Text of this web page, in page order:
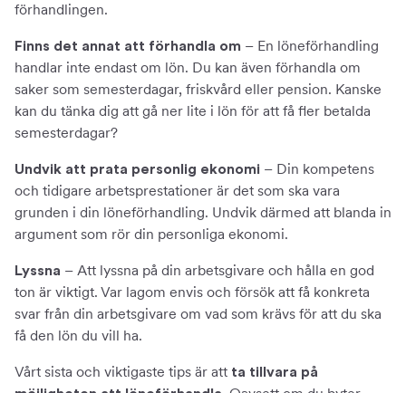
förhandlingen.
Finns det annat att förhandla om – En löneförhandling
handlar inte endast om lön. Du kan även förhandla om
saker som semesterdagar, friskvård eller pension. Kanske
kan du tänka dig att gå ner lite i lön för att få fler betalda
semesterdagar?
Undvik att prata personlig ekonomi – Din kompetens
och tidigare arbetsprestationer är det som ska vara
grunden i din löneförhandling. Undvik därmed att blanda in
argument som rör din personliga ekonomi.
Lyssna – Att lyssna på din arbetsgivare och hålla en god
ton är viktigt. Var lagom envis och försök att få konkreta
svar från din arbetsgivare om vad som krävs för att du ska
få den lön du vill ha.
Vårt sista och viktigaste tips är att ta tillvara på